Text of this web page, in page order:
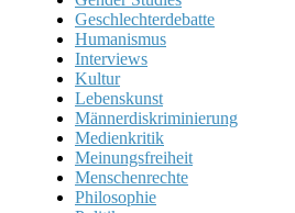
Geschlechterdebatte
Humanismus
Interviews
Kultur
Lebenskunst
Männerdiskriminierung
Medienkritik
Meinungsfreiheit
Menschenrechte
Philosophie